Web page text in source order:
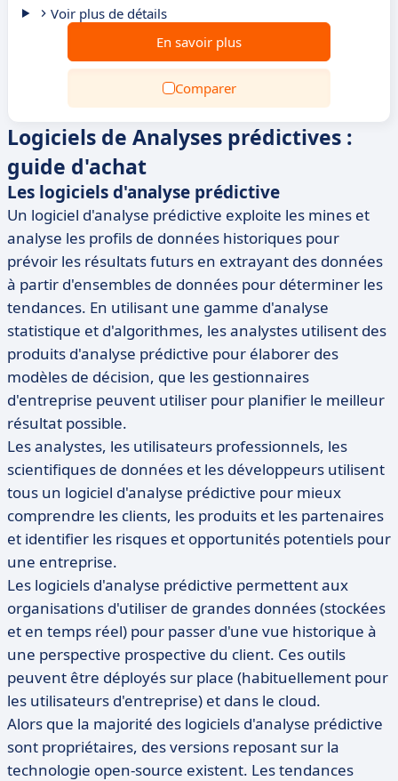
Voir plus de détails
En savoir plus
Comparer
Logiciels de Analyses prédictives :
guide d'achat
Les logiciels d'analyse prédictive
Un logiciel d'analyse prédictive exploite les mines et
analyse les profils de données historiques pour
prévoir les résultats futurs en extrayant des données
à partir d'ensembles de données pour déterminer les
tendances. En utilisant une gamme d'analyse
statistique et d'algorithmes, les analystes utilisent des
produits d'analyse prédictive pour élaborer des
modèles de décision, que les gestionnaires
d'entreprise peuvent utiliser pour planifier le meilleur
résultat possible.
Les analystes, les utilisateurs professionnels, les
scientifiques de données et les développeurs utilisent
tous un logiciel d'analyse prédictive pour mieux
comprendre les clients, les produits et les partenaires
et identifier les risques et opportunités potentiels pour
une entreprise.
Les logiciels d'analyse prédictive permettent aux
organisations d'utiliser de grandes données (stockées
et en temps réel) pour passer d'une vue historique à
une perspective prospective du client. Ces outils
peuvent être déployés sur place (habituellement pour
les utilisateurs d'entreprise) et dans le cloud.
Alors que la majorité des logiciels d'analyse prédictive
sont propriétaires, des versions reposant sur la
technologie open-source existent. Les tendances